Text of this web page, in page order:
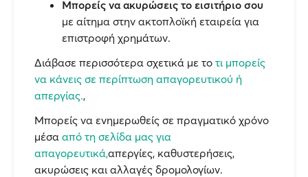
Μπορείς να ακυρώσεις το εισιτήριο σου
με αίτημα στην ακτοπλοϊκή εταιρεία για
επιστροφή χρημάτων.
Διάβασε περισσότερα σχετικά με το τι μπορείς
να κάνεις σε περίπτωση απαγορευτικού ή
απεργίας.,
Μπορείς να ενημερωθείς σε πραγματικό χρόνο
μέσα από τη σελίδα μας για
απαγορευτικά,απεργίες, καθυστερήσεις,
ακυρώσεις και αλλαγές δρομολογίων.